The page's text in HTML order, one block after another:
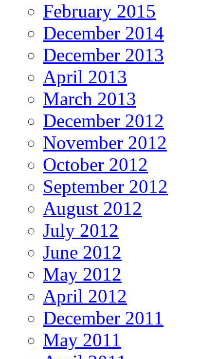
February 2015
December 2014
December 2013
April 2013
March 2013
December 2012
November 2012
October 2012
September 2012
August 2012
July 2012
June 2012
May 2012
April 2012
December 2011
May 2011